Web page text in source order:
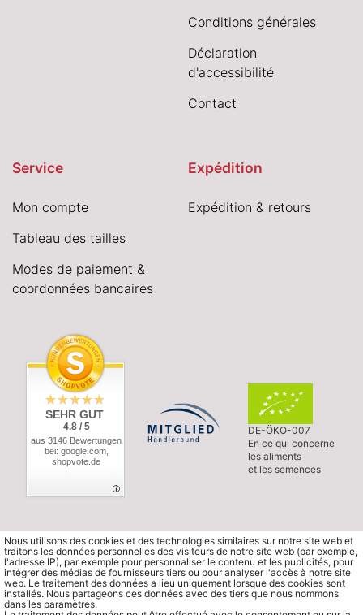
Conditions générales
Déclaration
d'accessibilité
Contact
Service
Mon compte
Tableau des tailles
Modes de paiement &
coordonnées bancaires
Expédition
Expédition & retours
SEHR GUT
4.8 / 5
aus 3146 Bewertungen
bei: google.com,
shopvote.de
DE-ÖKO-007
En ce qui concerne
les aliments
et les semences
Nous utilisons des cookies et des technologies similaires sur notre site web et
traitons les données personnelles des visiteurs de notre site web (par exemple,
l'adresse IP), par exemple pour personnaliser le contenu et les publicités, pour
intégrer des médias de fournisseurs tiers ou pour analyser l'accès à notre site
web. Le traitement des données a lieu uniquement lorsque des cookies sont
installés. Nous partageons ces données avec des tiers que nous nommons
dans les paramètres.